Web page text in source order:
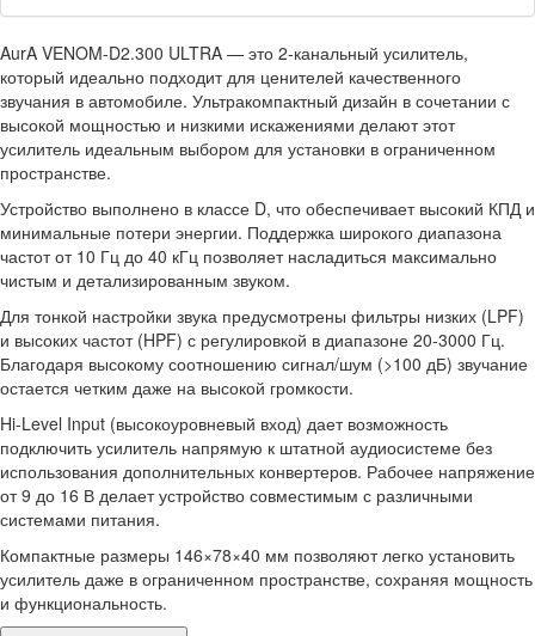
AurA VENOM-D2.300 ULTRA — это 2-канальный усилитель,
который идеально подходит для ценителей качественного
звучания в автомобиле. Ультракомпактный дизайн в сочетании с
высокой мощностью и низкими искажениями делают этот
усилитель идеальным выбором для установки в ограниченном
пространстве.
Устройство выполнено в классе D, что обеспечивает высокий КПД и
минимальные потери энергии. Поддержка широкого диапазона
частот от 10 Гц до 40 кГц позволяет насладиться максимально
чистым и детализированным звуком.
Для тонкой настройки звука предусмотрены фильтры низких (LPF)
и высоких частот (HPF) с регулировкой в диапазоне 20-3000 Гц.
Благодаря высокому соотношению сигнал/шум (>100 дБ) звучание
остается четким даже на высокой громкости.
Hi-Level Input (высокоуровневый вход) дает возможность
подключить усилитель напрямую к штатной аудиосистеме без
использования дополнительных конвертеров. Рабочее напряжение
от 9 до 16 В делает устройство совместимым с различными
системами питания.
Компактные размеры 146×78×40 мм позволяют легко установить
усилитель даже в ограниченном пространстве, сохраняя мощность
и функциональность.